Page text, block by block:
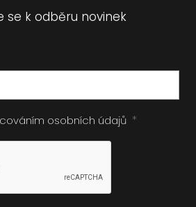
se k odběru novinek
osobních údajů *